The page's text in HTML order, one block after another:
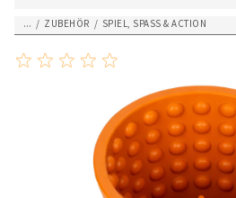
... / ZUBEHÖR / SPIEL, SPASS & ACTION